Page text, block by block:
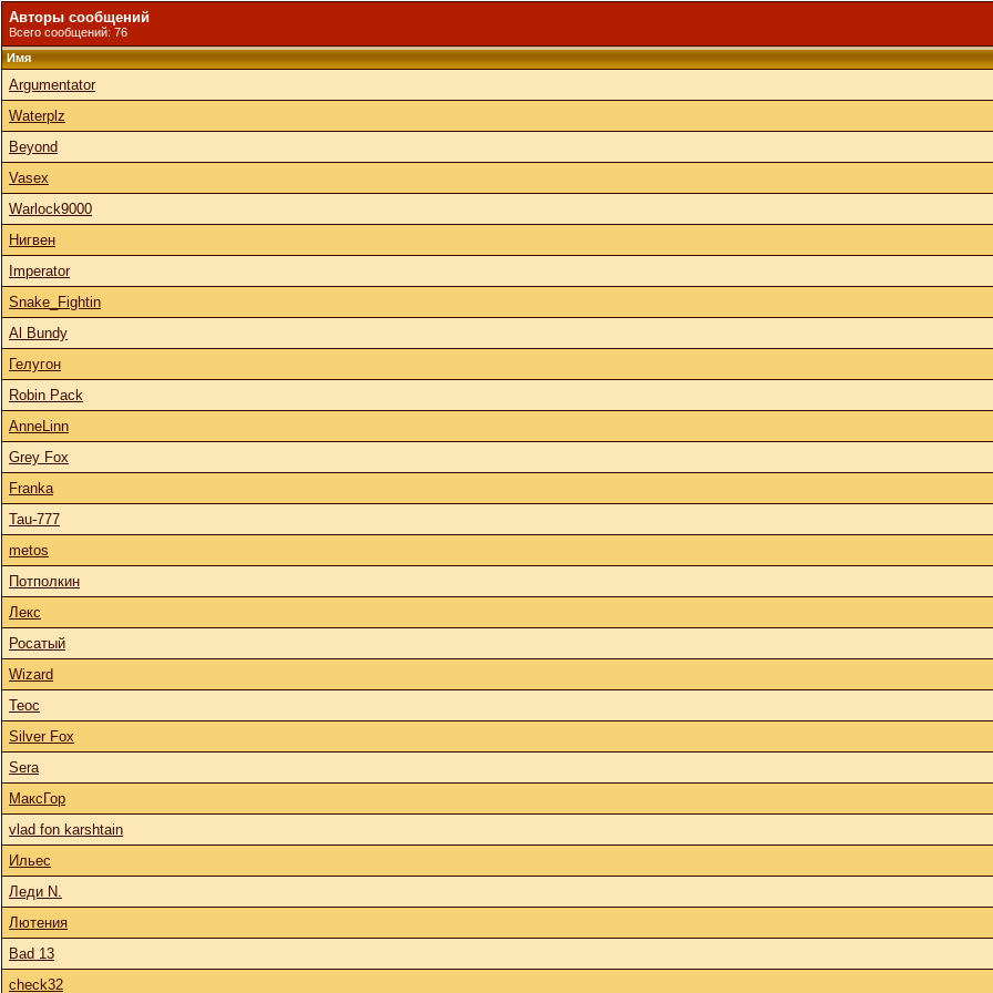
Авторы сообщений
Всего сообщений: 76
Имя
Argumentator
Waterplz
Beyond
Vasex
Warlock9000
Нигвен
Imperator
Snake_Fightin
Al Bundy
Гелугон
Robin Pack
AnneLinn
Grey Fox
Franka
Tau-777
metos
Потполкин
Лекс
Росатый
Wizard
Теос
Silver Fox
Sera
МаксГор
vlad fon karshtain
Ильес
Леди N.
Лютения
Bad 13
check32